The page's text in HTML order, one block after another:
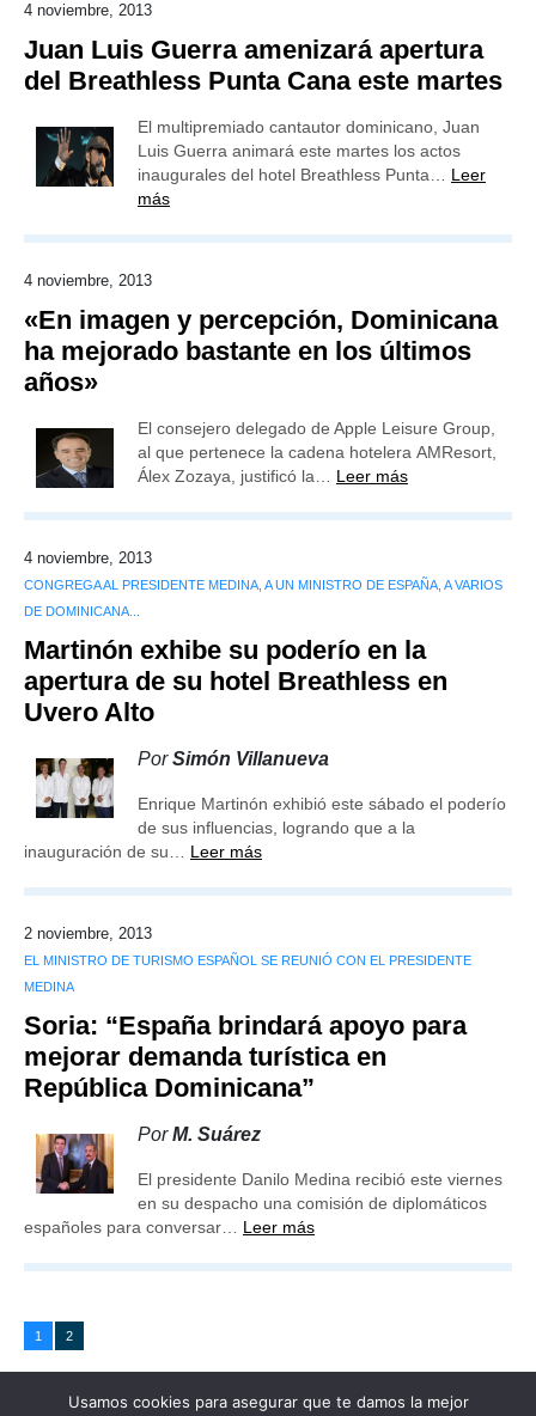
4 noviembre, 2013
Juan Luis Guerra amenizará apertura
del Breathless Punta Cana este martes
El multipremiado cantautor dominicano, Juan
Luis Guerra animará este martes los actos
inaugurales del hotel Breathless Punta… Leer
más
4 noviembre, 2013
«En imagen y percepción, Dominicana
ha mejorado bastante en los últimos
años»
El consejero delegado de Apple Leisure Group,
al que pertenece la cadena hotelera AMResort,
Álex Zozaya, justificó la… Leer más
4 noviembre, 2013
CONGREGA AL PRESIDENTE MEDINA, A UN MINISTRO DE ESPAÑA, A VARIOS
DE DOMINICANA...
Martinón exhibe su poderío en la
apertura de su hotel Breathless en
Uvero Alto
PorSimón Villanueva
Enrique Martinón exhibió este sábado el poderío
de sus influencias, logrando que a la
inauguración de su… Leer más
2 noviembre, 2013
EL MINISTRO DE TURISMO ESPAÑOL SE REUNIÓ CON EL PRESIDENTE
MEDINA
Soria: “España brindará apoyo para
mejorar demanda turística en
República Dominicana”
PorM. Suárez
El presidente Danilo Medina recibió este viernes
en su despacho una comisión de diplomáticos
españoles para conversar… Leer más
1 2
Usamos cookies para asegurar que te damos la mejor